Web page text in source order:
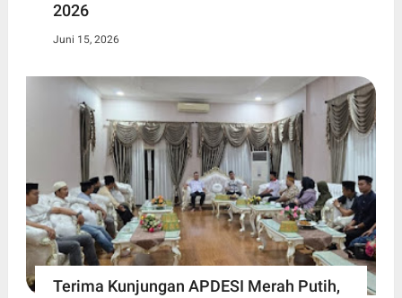
2026
Juni 15, 2026
Terima Kunjungan APDESI Merah Putih,